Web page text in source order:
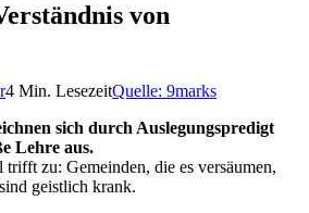
von
4 Min. LesezeitQuelle: 9marks
sich durch Auslegungspredigt
Lehre aus.
trifft zu: Gemeinden, die es versäumen,
geistlich krank.